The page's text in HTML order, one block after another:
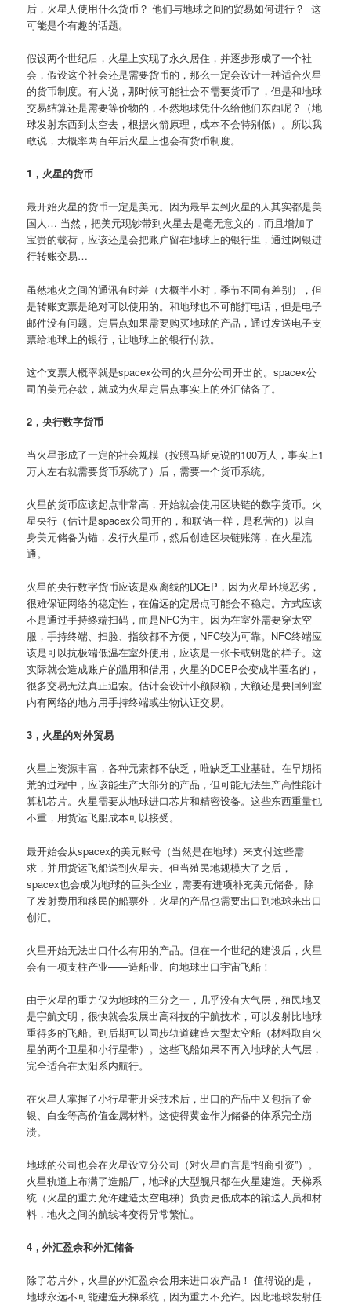
后，火星人使用什么货币？ 他们与地球之间的贸易如何进行？ 这
可能是个有趣的话题。
假设两个世纪后，火星上实现了永久居住，并逐步形成了一个社
会，假设这个社会还是需要货币的，那么一定会设计一种适合火星
的货币制度。有人说，那时候可能社会不需要货币了，但是和地球
交易结算还是需要等价物的，不然地球凭什么给他们东西呢？（地
球发射东西到太空去，根据火箭原理，成本不会特别低）。所以我
敢说，大概率两百年后火星上也会有货币制度。
1，火星的货币
最开始火星的货币一定是美元。因为最早去到火星的人其实都是美
国人… 当然，把美元现钞带到火星去是毫无意义的，而且增加了
宝贵的载荷，应该还是会把账户留在地球上的银行里，通过网银进
行转账交易…
虽然地火之间的通讯有时差（大概半小时，季节不同有差别），但
是转账支票是绝对可以使用的。和地球也不可能打电话，但是电子
邮件没有问题。定居点如果需要购买地球的产品，通过发送电子支
票给地球上的银行，让地球上的银行付款。
这个支票大概率就是spacex公司的火星分公司开出的。spacex公
司的美元存款，就成为火星定居点事实上的外汇储备了。
2，央行数字货币
当火星形成了一定的社会规模（按照马斯克说的100万人，事实上1
万人左右就需要货币系统了）后，需要一个货币系统。
火星的货币应该起点非常高，开始就会使用区块链的数字货币。火
星央行（估计是spacex公司开的，和联储一样，是私营的）以自
身美元储备为锚，发行火星币，然后创造区块链账簿，在火星流
通。
火星的央行数字货币应该是双离线的DCEP，因为火星环境恶劣，
很难保证网络的稳定性，在偏远的定居点可能会不稳定。方式应该
不是通过手持终端扫码，而是NFC为主。因为在室外需要穿太空
服，手持终端、扫脸、指纹都不方便，NFC较为可靠。NFC终端应
该是可以抗极端低温在室外使用，应该是一张卡或钥匙的样子。这
实际就会造成账户的滥用和借用，火星的DCEP会变成半匿名的，
很多交易无法真正追索。估计会设计小额限额，大额还是要回到室
内有网络的地方用手持终端或生物认证交易。
3，火星的对外贸易
火星上资源丰富，各种元素都不缺乏，唯缺乏工业基础。在早期拓
荒的过程中，应该能生产大部分的产品，但可能无法生产高性能计
算机芯片。火星需要从地球进口芯片和精密设备。这些东西重量也
不重，用货运飞船成本可以接受。
最开始会从spacex的美元账号（当然是在地球）来支付这些需
求，并用货运飞船送到火星去。但当殖民地规模大了之后，
spacex也会成为地球的巨头企业，需要有进项补充美元储备。除
了发射费用和移民的船票外，火星的产品也需要出口到地球来出口
创汇。
火星开始无法出口什么有用的产品。但在一个世纪的建设后，火星
会有一项支柱产业——造船业。向地球出口宇宙飞船！
由于火星的重力仅为地球的三分之一，几乎没有大气层，殖民地又
是宇航文明，很快就会发展出高科技的宇航技术，可以发射比地球
重得多的飞船。到后期可以同步轨道建造大型太空船（材料取自火
星的两个卫星和小行星带）。这些飞船如果不再入地球的大气层，
完全适合在太阳系内航行。
在火星人掌握了小行星带开采技术后，出口的产品中又包括了金
银、白金等高价值金属材料。这使得黄金作为储备的体系完全崩
溃。
地球的公司也会在火星设立分公司（对火星而言是“招商引资”）。
火星轨道上布满了造船厂，地球的大型舰只都在火星建造。天梯系
统（火星的重力允许建造太空电梯）负责更低成本的输送人员和材
料，地火之间的航线将变得异常繁忙。
4，外汇盈余和外汇储备
除了芯片外，火星的外汇盈余会用来进口农产品！ 值得说的是，
地球永远不可能建造天梯系统，因为重力不允许。因此地球发射任